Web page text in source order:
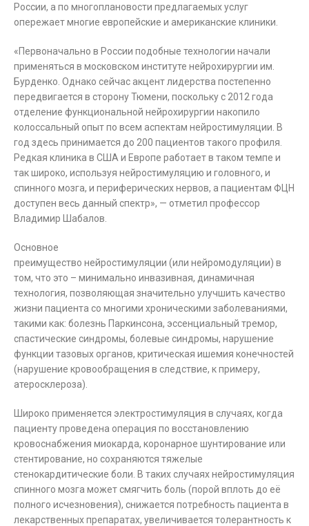
России, а по многоплановости предлагаемых услуг
опережает многие европейские и американские клиники.
«Первоначально в России подобные технологии начали
применяться в московском институте нейрохирургии им.
Бурденко. Однако сейчас акцент лидерства постепенно
передвигается в сторону Тюмени, поскольку с 2012 года
отделение функциональной нейрохирургии накопило
колоссальный опыт по всем аспектам нейростимуляции. В
год здесь принимается до 200 пациентов такого профиля.
Редкая клиника в США и Европе работает в таком темпе и
так широко, используя нейростимуляцию и головного, и
спинного мозга, и периферических нервов, а пациентам ФЦН
доступен весь данный спектр», — отметил профессор
Владимир Шабалов.
Основное
преимущество нейростимуляции (или нейромодуляции) в
том, что это – минимально инвазивная, динамичная
технология, позволяющая значительно улучшить качество
жизни пациента со многими хроническими заболеваниями,
такими как: болезнь Паркинсона, эссенциальный тремор,
спастические синдромы, болевые синдромы, нарушение
функции тазовых органов, критическая ишемия конечностей
(нарушение кровообращения в следствие, к примеру,
атеросклероза).
Широко применяется электростимуляция в случаях, когда
пациенту проведена операция по восстановлению
кровоснабжения миокарда, коронарное шунтирование или
стентирование, но сохраняются тяжелые
стенокардитические боли. В таких случаях нейростимуляция
спинного мозга может смягчить боль (порой вплоть до её
полного исчезновения), снижается потребность пациента в
лекарственных препаратах, увеличивается толерантность к